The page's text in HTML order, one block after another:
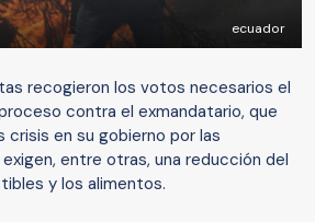
ecuador
recogieron los votos necesarios el
contra el exmandatario, que
crisis en su gobierno por las
entre otras, una reducción del
y los alimentos.